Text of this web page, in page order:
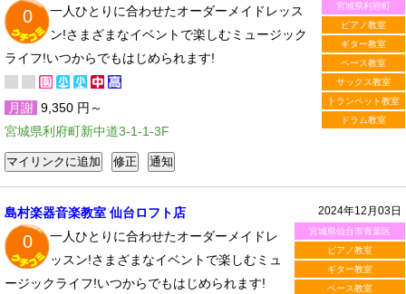
宮城県利府町
ピアノ教室
ギター教室
ベース教室
サックス教室
トランペット教室
ドラム教室
0
一人ひとりに合わせたオーダーメイドレッス
ン!さまざまなイベントで楽しむミュージック
ライフ!いつからでもはじめられます!
月謝 9,350 円～
宮城県利府町新中道3-1-1-3F
2024年12月03日
宮城県仙台市青葉区
ピアノ教室
ギター教室
ベース教室
島村楽器音楽教室 仙台ロフト店
0
一人ひとりに合わせたオーダーメイドレ
ッスン!さまざまなイベントで楽しむミュ
ージックライフ!いつからでもはじめられます!